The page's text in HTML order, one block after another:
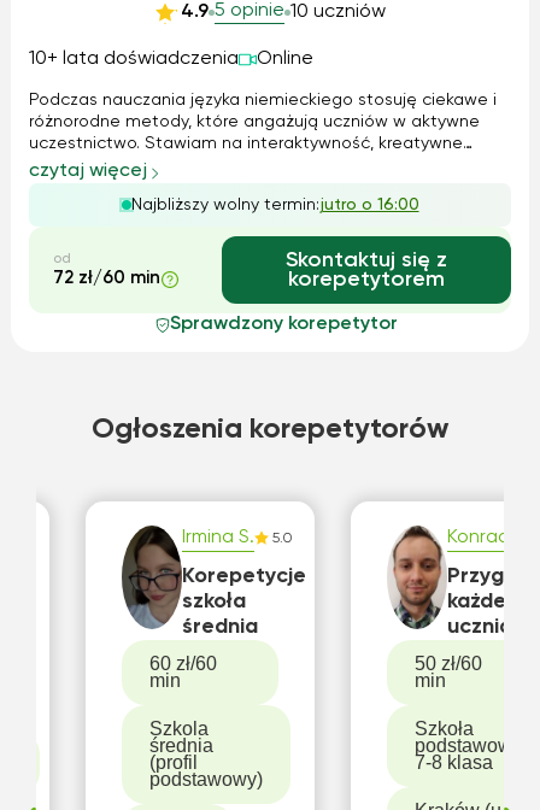
4.9 5 opinie 10 uczniów
10+ lata doświadczenia Online
Podczas nauczania języka niemieckiego stosuję ciekawe i
różnorodne metody, które angażują uczniów w aktywne
uczestnictwo. Stawiam na interaktywność, kreatywne
zadania oraz praktyczne wykorzystanie języka w
codziennych sytuacjach. Dzięki temu nauka staje się nie
tylko skuteczna, ale także interesując...
czytaj więcej
Najbliższy wolny termin:jutro o 16:00
od
72 zł/60 min
Skontaktuj się z
korepetytorem
Sprawdzony korepetytor
Ogłoszenia korepetytorów
Irmina S. 5.0
Korepetycje
szkoła
średnia
60 zł/60
min
Szkola
średnia
(profil
podstawowy)
Konrad G.
każdego
ucznia i
każdą
w ciągu
50 zł/60
min
Szkoła
podstawowa
7-8 klasa